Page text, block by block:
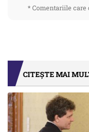
* Comentariile care
CITEȘTE MAI